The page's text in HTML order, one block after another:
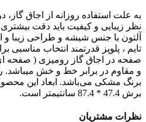
به علت استفاده روزانه از اجاق
نظر زیبایی و کیفیت باید دقت
آلتون با جنس شیشه و طراحی زیبا و
تایم ، پلوپز قدرتمند انتخاب
صفحه در اجاق گاز رومیزی (
و مقاوم در برابر خط و خش
برش 47.4 * 87.4 سانتیمتر است.
نظرات مشتریان